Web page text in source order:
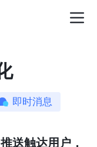
即时消息
送触达用户，